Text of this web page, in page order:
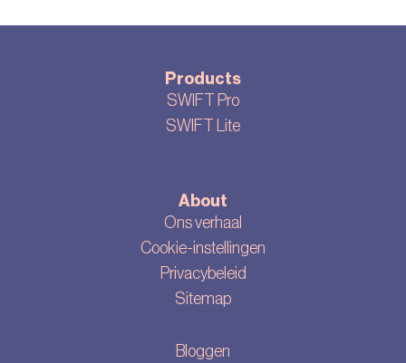
Products
SWIFT Pro
SWIFT Lite
About
Ons verhaal
Cookie-instellingen
Privacybeleid
Sitemap
Bloggen